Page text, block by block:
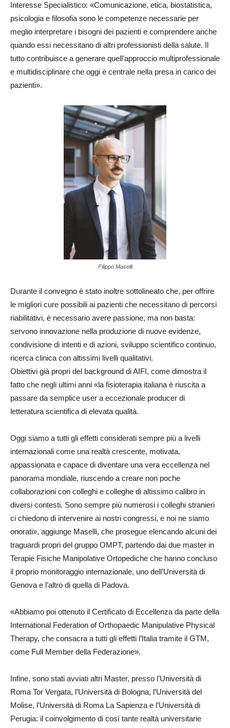
Interesse Specialistico: «Comunicazione, etica, biostatistica,
psicologia e filosofia sono le competenze necessarie per
meglio interpretare i bisogni dei pazienti e comprendere anche
quando essi necessitano di altri professionisti della salute. Il
tutto contribuisce a generare quell’approccio multiprofessionale
e multidisciplinare che oggi è centrale nella presa in carico dei
pazienti».
Filippo Maselli
Durante il convegno è stato inoltre sottolineato che, per offrire
le migliori cure possibili ai pazienti che necessitano di percorsi
riabilitativi, è necessario avere passione, ma non basta:
servono innovazione nella produzione di nuove evidenze,
condivisione di intenti e di azioni, sviluppo scientifico continuo,
ricerca clinica con altissimi livelli qualitativi.
Obiettivi già propri del background di AIFI, come dimostra il
fatto che negli ultimi anni «la fisioterapia italiana è riuscita a
passare da semplice user a eccezionale producer di
letteratura scientifica di elevata qualità.
Oggi siamo a tutti gli effetti considerati sempre più a livelli
internazionali come una realtà crescente, motivata,
appassionata e capace di diventare una vera eccellenza nel
panorama mondiale, riuscendo a creare non poche
collaborazioni con colleghi e colleghe di altissimo calibro in
diversi contesti. Sono sempre più numerosi i colleghi stranieri
ci chiedono di intervenire ai nostri congressi, e noi ne siamo
onorati», aggiunge Maselli, che prosegue elencando alcuni dei
traguardi propri del gruppo OMPT, partendo dai due master in
Terapie Fisiche Manipolative Ortopediche che hanno concluso
il proprio monitoraggio internazionale, uno dell’Università di
Genova e l’altro di quella di Padova.
«Abbiamo poi ottenuto il Certificato di Eccellenza da parte della
International Federation of Orthopaedic Manipulative Physical
Therapy, che consacra a tutti gli effetti l’Italia tramite il GTM,
come Full Member della Federazione».
Infine, sono stati avviati altri Master, presso l’Università di
Roma Tor Vergata, l’Università di Bologna, l’Università del
Molise, l’Università di Roma La Sapienza e l’Università di
Perugia: il coinvolgimento di così tante realtà universitarie